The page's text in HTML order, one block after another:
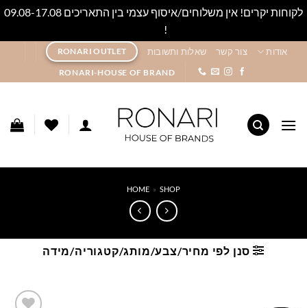
לקוחות יקרים! אין משלוחים/איסוף עצמי בין התאריכים 09.08-17.08
!
content
אודות צור קשר שאלות ותשובות RONARI OUTLET
RONARI-HOUSE OF BRAND
HOME » SHOP
סנן לפי מחיר/צבע/מותג/קטגוריה/מידה